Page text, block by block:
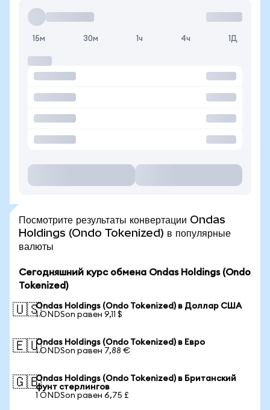
15м 30м 1ч 4ч 1Д
Посмотрите результаты конвертации Ondas
Holdings (Ondo Tokenized) в популярные
валюты
Сегодняшний курс обмена Ondas Holdings (Ondo
Tokenized)
🇺🇸Ondas Holdings (Ondo Tokenized) в Доллар США
1 ONDSon равен 9,11 $
🇪🇺Ondas Holdings (Ondo Tokenized) в Евро
1 ONDSon равен 7,88 €
🇬🇧Ondas Holdings (Ondo Tokenized) в Британский
фунт стерлингов
1 ONDSon равен 6,75 £